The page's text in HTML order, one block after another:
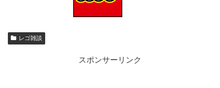
レゴ雑談
スポンサーリンク